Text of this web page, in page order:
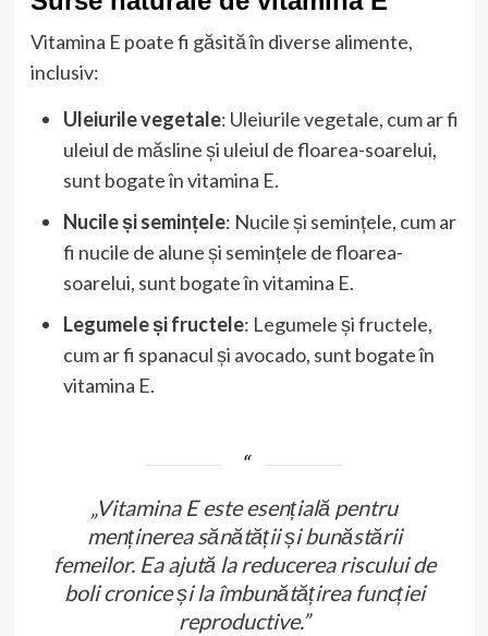
Vitamina E poate fi găsită în diverse alimente,
inclusiv:
Uleiurile vegetale: Uleiurile vegetale, cum ar fi
uleiul de măsline și uleiul de floarea-soarelui,
sunt bogate în vitamina E.
Nucile și semințele: Nucile și semințele, cum ar
fi nucile de alune și semințele de floarea-
soarelui, sunt bogate în vitamina E.
Legumele și fructele: Legumele și fructele,
cum ar fi spanacul și avocado, sunt bogate în
vitamina E.
„Vitamina E este esențială pentru
menținerea sănătății și bunăstării
femeilor. Ea ajută la reducerea riscului de
boli cronice și la îmbunătățirea funcției
reproductive.”